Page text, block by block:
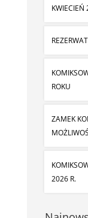
KWIECIEŃ
ROKU
ZAMEK
2026 R.